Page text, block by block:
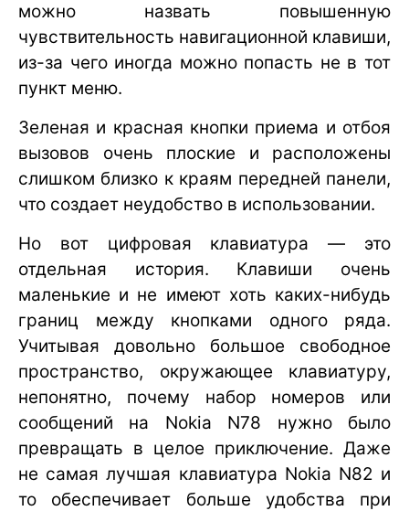
можно назвать повышенную
чувствительность навигационной клавиши,
из-за чего иногда можно попасть не в тот
пункт меню.
Зеленая и красная кнопки приема и отбоя
вызовов очень плоские и расположены
слишком близко к краям передней панели,
что создает неудобство в использовании.
Но вот цифровая клавиатура — это
отдельная история. Клавиши очень
маленькие и не имеют хоть каких-нибудь
границ между кнопками одного ряда.
Учитывая довольно большое свободное
пространство, окружающее клавиатуру,
непонятно, почему набор номеров или
сообщений на Nokia N78 нужно было
превращать в целое приключение. Даже
не самая лучшая клавиатура Nokia N82 и
то обеспечивает больше удобства при